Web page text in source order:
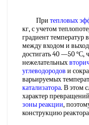
При тепловых
кг, с учетом
градиент температур
между входом и
достигать 40 —50 °С,
нежелательных
углеводородов и
варьируемых
катализатора. В этом
характер
зоны реакции,
конструкцию